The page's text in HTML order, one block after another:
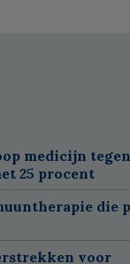
medicijn
25 procent
die
voor